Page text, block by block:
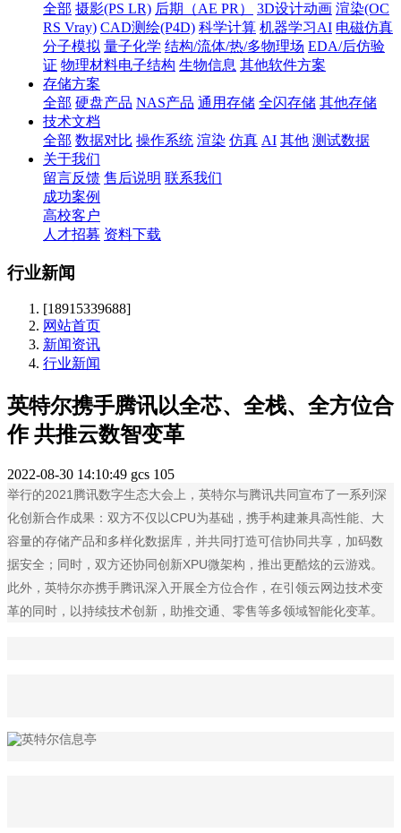
全部 摄影(PS LR) 后期（AE PR） 3D设计动画 渲染(OC
RS Vray) CAD测绘(P4D) 科学计算 机器学习AI 电磁仿真
分子模拟 量子化学 结构/流体/热/多物理场 EDA/后仿验
证 物理材料电子结构 生物信息 其他软件方案
存储方案
全部 硬盘产品 NAS产品 通用存储 全闪存储 其他存储
技术文档
全部 数据对比 操作系统 渲染 仿真 AI 其他 测试数据
关于我们
留言反馈 售后说明 联系我们
成功案例
高校客户
人才招募 资料下载
行业新闻
[18915339688]
网站首页
新闻资讯
行业新闻
英特尔携手腾讯以全芯、全栈、全方位合
作 共推云数智变革
2022-08-30 14:10:49 gcs 105
举行的2021腾讯数字生态大会上，英特尔与腾讯共同宣布了一系列深
化创新合作成果：双方不仅以CPU为基础，携手构建兼具高性能、大
容量的存储产品和多样化数据库，并共同打造可信协同共享，加码数
据安全；同时，双方还协同创新XPU微架构，推出更酷炫的云游戏。
此外，英特尔亦携手腾讯深入开展全方位合作，在引领云网边技术变
革的同时，以持续技术创新，助推交通、零售等多领域智能化变革。